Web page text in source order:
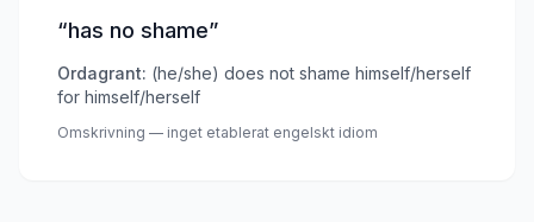
“has no shame”
Ordagrant: (he/she) does not shame himself/herself
for himself/herself
Omskrivning — inget etablerat engelskt idiom